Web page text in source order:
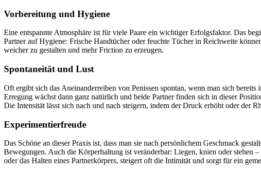
Vorbereitung und Hygiene
Eine entspannte Atmosphäre ist für viele Paare ein wichtiger Erfolgsfaktor. Das
Partner auf Hygiene: Frische Handtücher oder feuchte Tücher in Reichweite
weicher zu gestalten und mehr Friction zu erzeugen.
Spontaneität und Lust
Oft ergibt sich das Aneinanderreiben von Penissen spontan, wenn man sich
Erregung wächst dann ganz natürlich und beide Partner finden sich in dieser
Die Intensität lässt sich nach und nach steigern, indem der Druck erhöht oder der
Experimentierfreude
Das Schöne an dieser Praxis ist, dass man sie nach persönlichem Geschmack
Bewegungen. Auch die Körperhaltung ist veränderbar: Liegen, knien oder stehen
oder das Halten eines Partnerkörpers, steigert oft die Intimität und sorgt für ein